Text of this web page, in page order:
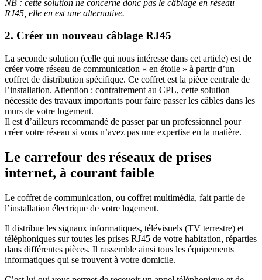
NB : cette solution ne concerne donc pas le câblage en réseau
RJ45, elle en est une alternative.
2. Créer un nouveau câblage RJ45
La seconde solution (celle qui nous intéresse dans cet article) est de
créer votre réseau de communication « en étoile » à partir d’un
coffret de distribution spécifique. Ce coffret est la pièce centrale de
l’installation. Attention : contrairement au CPL, cette solution
nécessite des travaux importants pour faire passer les câbles dans les
murs de votre logement.
Il est d’ailleurs recommandé de passer par un professionnel pour
créer votre réseau si vous n’avez pas une expertise en la matière.
Le carrefour des réseaux de prises
internet, à courant faible
Le coffret de communication, ou coffret multimédia, fait partie de
l’installation électrique de votre logement.
Il distribue les signaux informatiques, télévisuels (TV terrestre) et
téléphoniques sur toutes les prises RJ45 de votre habitation, réparties
dans différentes pièces. Il rassemble ainsi tous les équipements
informatiques qui se trouvent à votre domicile.